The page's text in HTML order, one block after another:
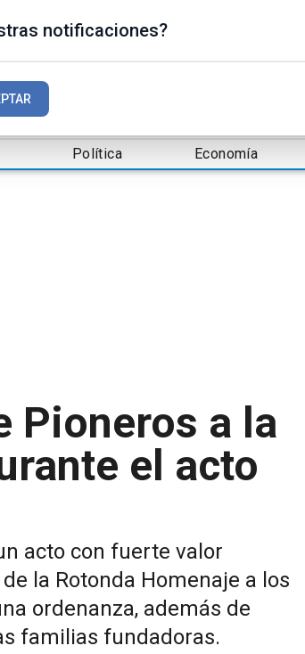
Política Economía
Pioneros a la
el acto
acto con fuerte valor
la Rotonda Homenaje a los
ordenanza, además de
familias fundadoras.
notificaciones?